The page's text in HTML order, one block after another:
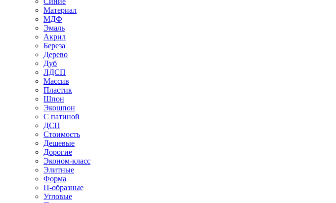
Материал
МДФ
Эмаль
Акрил
Береза
Дерево
Дуб
ЛДСП
Массив
Пластик
Шпон
Экошпон
С патиной
ДСП
Стоимость
Дешевые
Дорогие
Эконом-класс
Элитные
Форма
П-образные
Угловые